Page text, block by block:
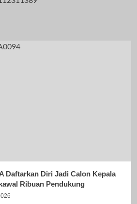
Daftarkan Diri Jadi Calon Kepala
Ribuan Pendukung